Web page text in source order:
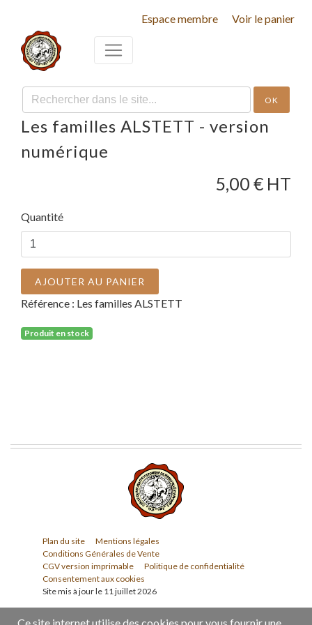
Espace membre Voir le panier
OK
Les familles ALSTETT - version
numérique
5,00 € HT
Quantité
AJOUTER AU PANIER
Référence : Les familles ALSTETT
Produit en stock
Plan du site
Mentions légales
Conditions Générales de Vente
CGV version imprimable
Politique de confidentialité
Consentement aux cookies
Site mis à jour le 11 juillet 2026